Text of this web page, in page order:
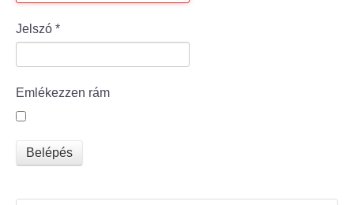
Bölcske település
Mi újság Bölcskén?
Értéktár bizottság
Jelszó *
Emlékezzen rám
Belépés